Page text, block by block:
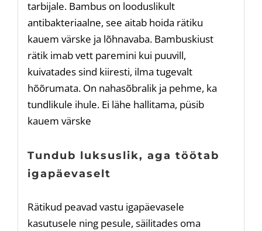
tarbijale. Bambus on looduslikult
antibakteriaalne, see aitab hoida rätiku
kauem värske ja lõhnavaba. Bambuskiust
rätik imab vett paremini kui puuvill,
kuivatades sind kiiresti, ilma tugevalt
hõõrumata. On nahasõbralik ja pehme, ka
tundlikule ihule. Ei lähe hallitama, püsib
kauem värske
Tundub luksuslik, aga töötab
igapäevaselt
Rätikud peavad vastu igapäevasele
kasutusele ning pesule, säilitades oma